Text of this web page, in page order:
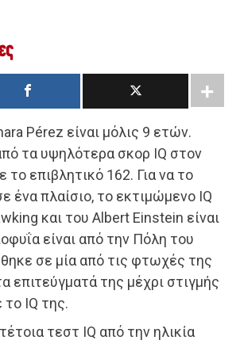
Pérez είναι μόλις 9 ετών.
τα υψηλότερα σκορ IQ στον
επιβλητικό 162. Για να το
ένα πλαίσιο, το εκτιμώμενο IQ
και του Albert Einstein είναι
είναι από την Πόλη του
σε μία από τις φτωχές της
επιτεύγματά της μέχρι στιγμής
το IQ της.
τεστ IQ από την ηλικία